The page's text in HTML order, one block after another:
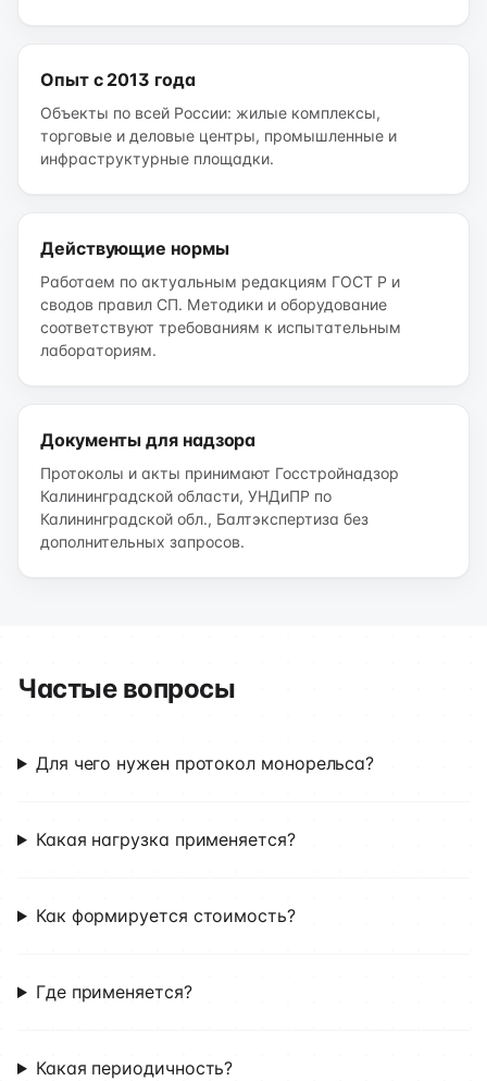
Опыт с 2013 года
Объекты по всей России: жилые комплексы,
торговые и деловые центры, промышленные и
инфраструктурные площадки.
Действующие нормы
Работаем по актуальным редакциям ГОСТ Р и
сводов правил СП. Методики и оборудование
соответствуют требованиям к испытательным
лабораториям.
Документы для надзора
Протоколы и акты принимают Госстройнадзор
Калининградской области, УНДиПР по
Калининградской обл., Балтэкспертиза без
дополнительных запросов.
Частые вопросы
Для чего нужен протокол монорельса?
Какая нагрузка применяется?
Как формируется стоимость?
Где применяется?
Какая периодичность?